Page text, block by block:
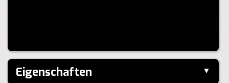
Eigenschaften ▼